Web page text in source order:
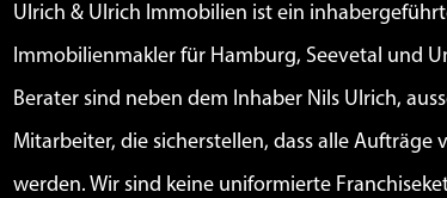
Ulrich & Ulrich Immobilien ist ein
Immobilienmakler für Hamburg, Seevetal und
Berater sind neben dem Inhaber Nils Ulrich,
Mitarbeiter, die sicherstellen, dass alle
werden. Wir sind keine uniformierte